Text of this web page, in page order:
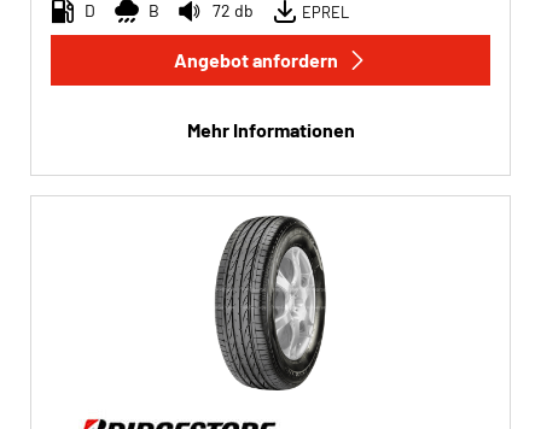
D B 72 db EPREL
Angebot anfordern
Mehr Informationen